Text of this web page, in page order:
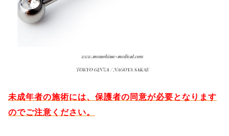
未成年者の施術には、保護者の同意が必要となります
のでご注意ください。